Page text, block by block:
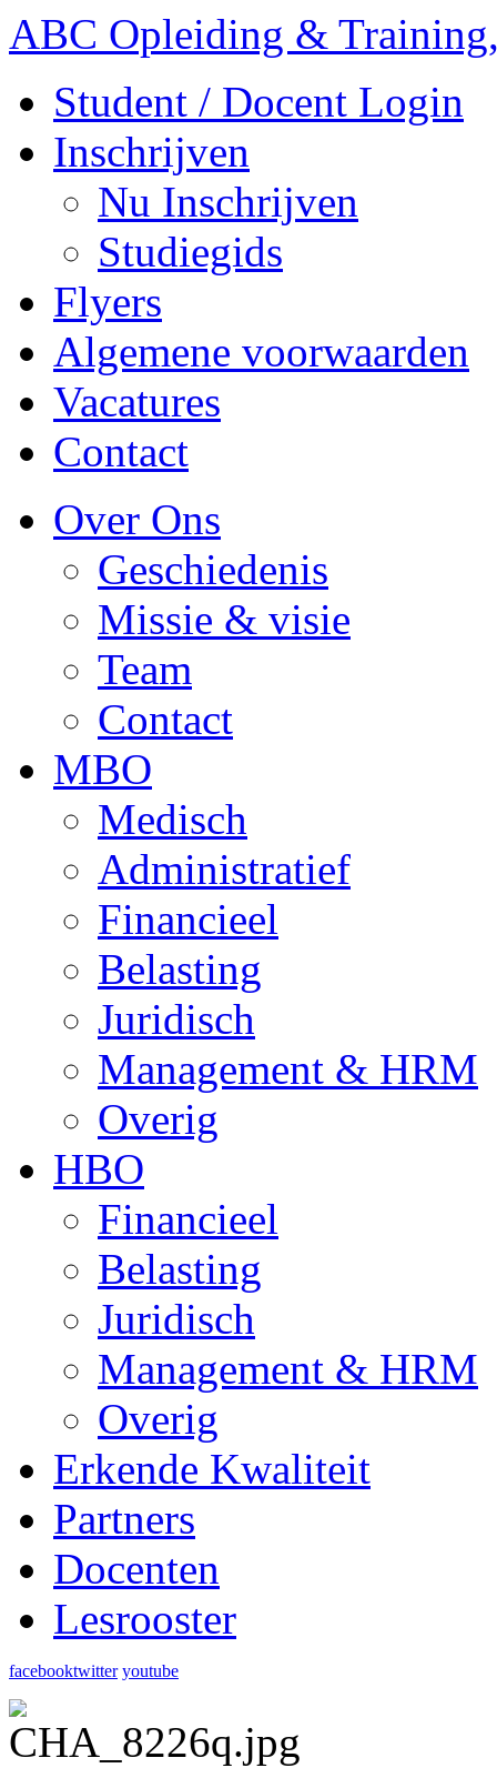
ABC Opleiding &
Student / Docent Login
Inschrijven
Nu Inschrijven
Studiegids
Flyers
Algemene voorwaarden
Vacatures
Contact
Over Ons
Geschiedenis
Missie & visie
Team
Contact
MBO
Medisch
Administratief
Financieel
Belasting
Juridisch
Management & HRM
Overig
HBO
Financieel
Belasting
Juridisch
Management & HRM
Overig
Erkende Kwaliteit
Partners
Docenten
Lesrooster
facebooktwitter youtube